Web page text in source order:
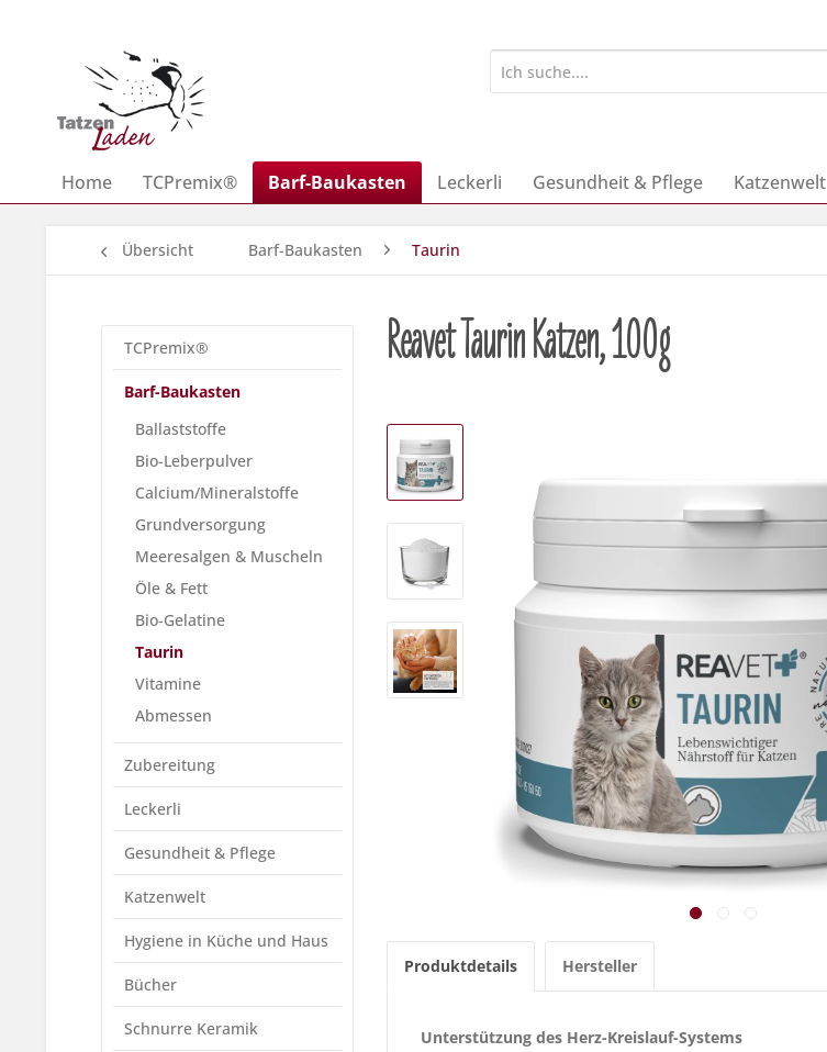
Home TCPremix® Barf-Baukasten Leckerli Gesundheit & Pflege Katzenwelt
Übersicht Barf-Baukasten Taurin
TCPremix®
Barf-Baukasten
Ballaststoffe
Bio-Leberpulver
Calcium/Mineralstoffe
Grundversorgung
Meeresalgen & Muscheln
Öle & Fett
Bio-Gelatine
Taurin
Vitamine
Abmessen
Zubereitung
Leckerli
Gesundheit & Pflege
Katzenwelt
Hygiene in Küche und Haus
Bücher
Schnurre Keramik
Reavet Taurin Katzen, 100g
Produktdetails Hersteller
Unterstützung des Herz-Kreislauf-Systems